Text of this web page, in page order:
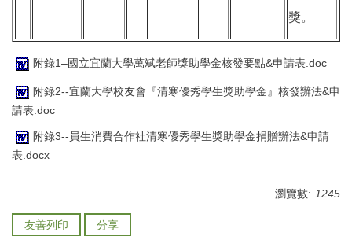
獎。
附錄1–國立宜蘭大學萬斌老師獎助學金核發要點&申請表.doc
附錄2--宜蘭大學校友會『清寒優秀學生獎助學金』核發辦法&申
請表.doc
附錄3--員生消費合作社清寒優秀學生獎助學金捐贈辦法&申請
表.docx
瀏覽數: 1245
友善列印 分享